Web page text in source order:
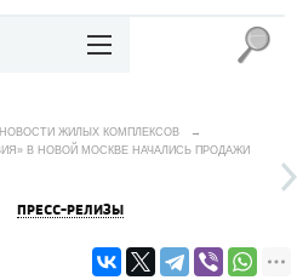
НОВОСТИ ЖИЛЫХ КОМПЛЕКСОВ
→
В НОВОЙ МОСКВЕ НАЧАЛИСЬ ПРОДАЖИ
ПРЕСС-РЕЛИЗЫ